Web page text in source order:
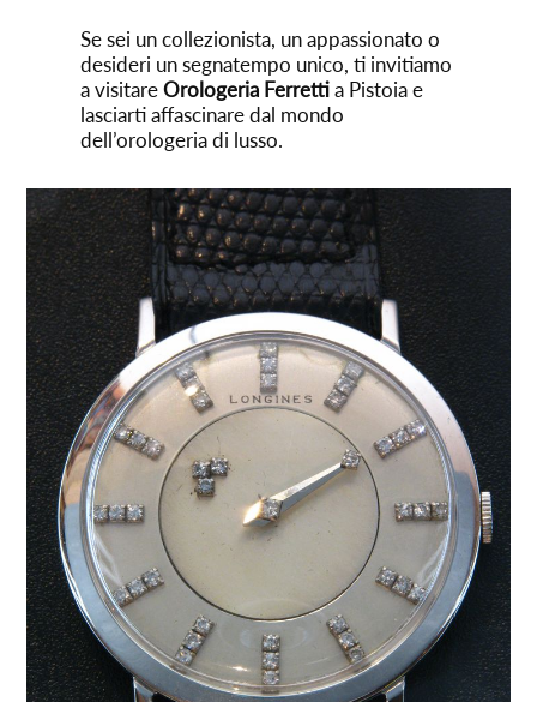
Se sei un collezionista, un appassionato o
desideri un segnatempo unico, ti invitiamo
a visitareOrologeria Ferrettia Pistoia e
lasciarti affascinare dal mondo
dell’orologeria di lusso.